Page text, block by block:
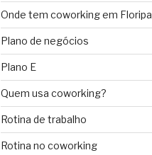
Onde tem coworking em Floripa
Plano de negócios
Plano E
Quem usa coworking?
Rotina de trabalho
Rotina no coworking